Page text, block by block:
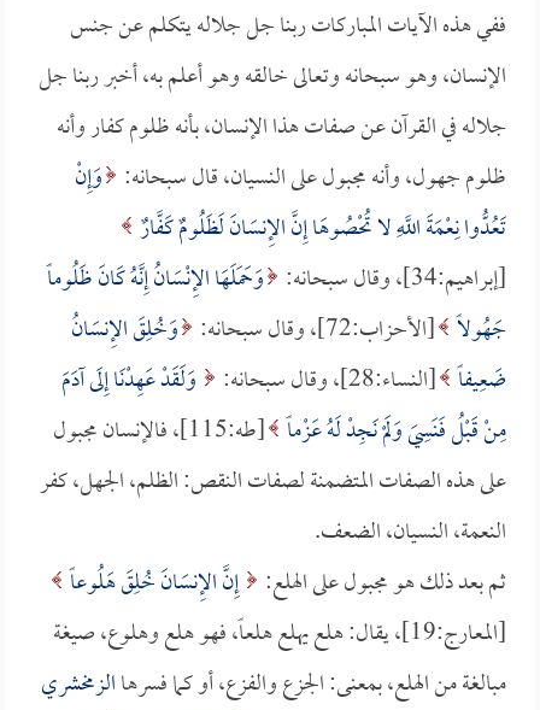
ففي هذه الآيات المباركات ربنا جل جلاله يتكلم عن جنس
الإنسان، وهو سبحانه وتعالى خالقه وهو أعلم به، أخبر ربنا جل
جلاله في القرآن عن صفات هذا الإنسان، بأنه ظلوم كفار وأنه
ظلوم جهول، وأنه مجبول على النسيان، قال سبحانه: وَإِنْ
تَعُدُّوا نِعْمَةَ اللَّهِ لا تُحْصُوهَا إِنَّ الإِنسَانَ لَظَلُومٌ كَفَّارٌ
[إبراهيم:34]، وقال سبحانه:
وَحَمَلَهَا الإِنْسَانُ إِنَّهُ كَانَ ظَلُوماً
جَهُولاً [الأحزاب:72]، وقال سبحانه:
وَخُلِقَ الإِنسَانُ
ضَعِيفاً [النساء:28]، وقال سبحانه:
وَلَقَدْ عَهِدْنَا إِلَى آدَمَ
مِنْ قَبْلُ فَنَسِيَ وَلَمْ نَجِدْ لَهُ عَزْماً
[طه:115]، فالإنسان مجبول
على هذه الصفات المتضمنة لصفات النقص: الظلم، الجهل، كفر
النعمة، النسيان، الضعف.
ثم بعد ذلك هو مجبول على الهلع: إِنَّ الإِنسَانَ خُلِقَ هَلُوعاً
[المعارج:19]، يقال: هلع يهلع هلعاً، فهو هلع وهلوع، صيغة
مبالغة من الهلع، بمعنى: الجزع والفزع، أو كما فسرهاالزمخشري